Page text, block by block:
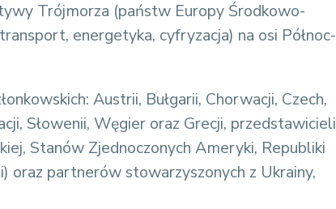
Trójmorza (państw Europy Środkowo-
energetyka, cyfryzacja) na osi Północ-
Austrii, Bułgarii, Chorwacji, Czech,
Słowenii, Węgier oraz Grecji, przedstawicieli
Stanów Zjednoczonych Ameryki, Republiki
oraz partnerów stowarzyszonych z Ukrainy,